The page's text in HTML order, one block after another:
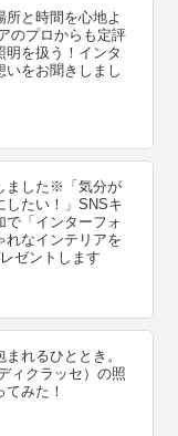
所と時間を心地よ
のプロからも定評
明を扱う！インタ
いをお聞きしまし
ました※「気分が
したい！」SNSキ
で「インターフォ
れなインテリアを
ゼントします
れるひととき。
ィクラッセ）の照
みた！